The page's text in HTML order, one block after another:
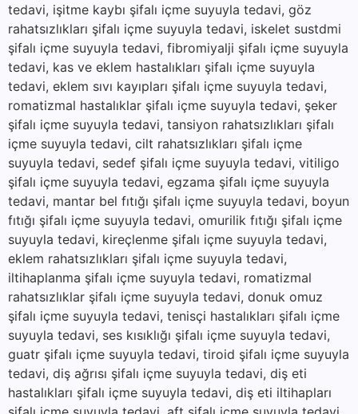
tedavi, işitme kaybı şifalı içme suyuyla tedavi, göz
rahatsızlıkları şifalı içme suyuyla tedavi, iskelet sustdmi
şifalı içme suyuyla tedavi, fibromiyalji şifalı içme suyuyla
tedavi, kas ve eklem hastalıkları şifalı içme suyuyla
tedavi, eklem sıvı kayıpları şifalı içme suyuyla tedavi,
romatizmal hastalıklar şifalı içme suyuyla tedavi, şeker
şifalı içme suyuyla tedavi, tansiyon rahatsızlıkları şifalı
içme suyuyla tedavi, cilt rahatsızlıkları şifalı içme
suyuyla tedavi, sedef şifalı içme suyuyla tedavi, vitiligo
şifalı içme suyuyla tedavi, egzama şifalı içme suyuyla
tedavi, mantar bel fıtığı şifalı içme suyuyla tedavi, boyun
fıtığı şifalı içme suyuyla tedavi, omurilik fıtığı şifalı içme
suyuyla tedavi, kireçlenme şifalı içme suyuyla tedavi,
eklem rahatsızlıkları şifalı içme suyuyla tedavi,
iltihaplanma şifalı içme suyuyla tedavi, romatizmal
rahatsızlıklar şifalı içme suyuyla tedavi, donuk omuz
şifalı içme suyuyla tedavi, tenisçi hastalıkları şifalı içme
suyuyla tedavi, ses kısıklığı şifalı içme suyuyla tedavi,
guatr şifalı içme suyuyla tedavi, tiroid şifalı içme suyuyla
tedavi, diş ağrısı şifalı içme suyuyla tedavi, diş eti
hastalıkları şifalı içme suyuyla tedavi, diş eti iltihapları